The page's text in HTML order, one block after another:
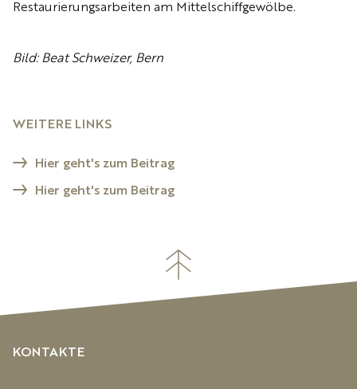
Restaurierungsarbeiten am Mittelschiffgewölbe.
Bild: Beat Schweizer, Bern
WEITERE LINKS
Hier geht's zum Beitrag
Hier geht's zum Beitrag
KONTAKTE